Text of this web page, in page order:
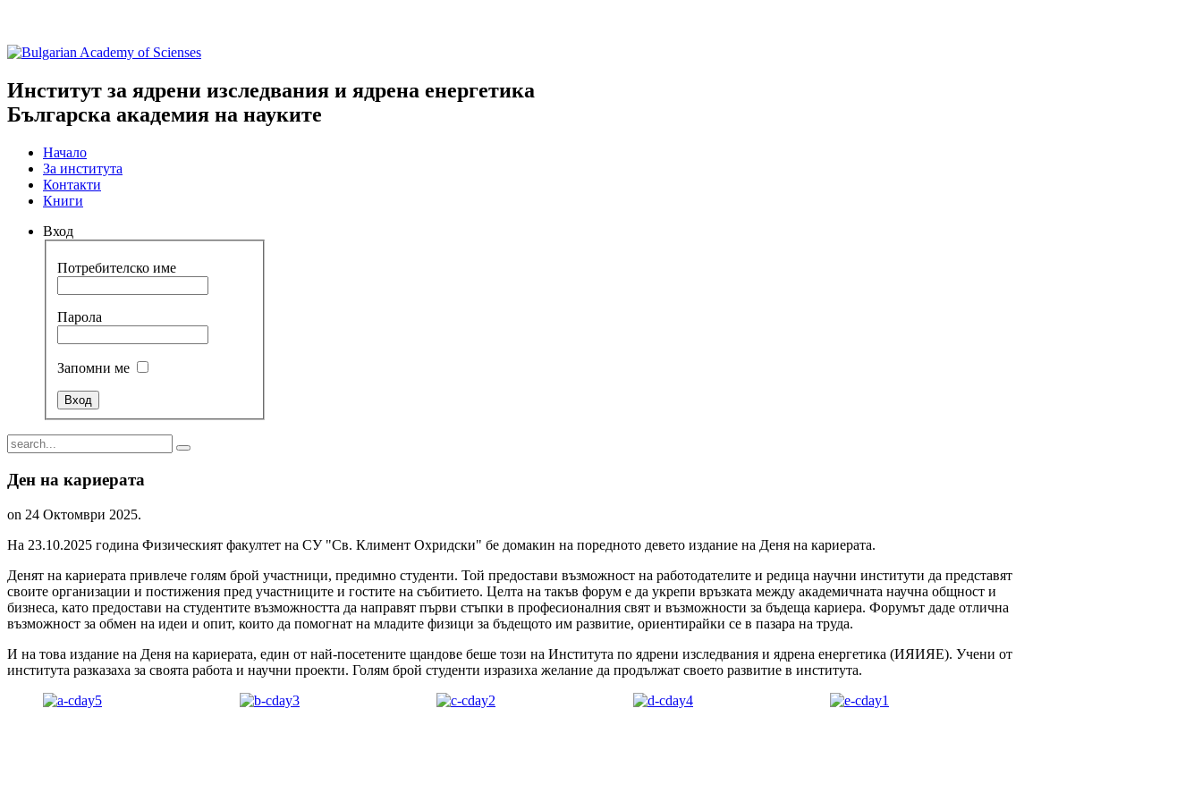
Институт за ядрени изследвания и ядрена енергетика
Българска академия на науките
Начало
За института
Контакти
Книги
Вход
Потребителско име
Парола
Запомни ме
Ден на кариерата
on 24 Октомври 2025.
На 23.10.2025 година Физическият факултет на СУ "Св. Климент Охридски" бе домакин на поредното девето издание на Деня на кариерата.
Денят на кариерата привлече голям брой участници, предимно студенти. Той предостави възможност на работодателите и редица научни институти да представят
своите организации и постижения пред участниците и гостите на събитието. Целта на такъв форум е да укрепи връзката между академичната научна общност и
бизнеса, като предостави на студентите възможността да направят първи стъпки в професионалния свят и възможности за бъдеща кариера. Форумът даде отлична
възможност за обмен на идеи и опит, които да помогнат на младите физици за бъдещото им развитие, ориентирайки се в пазара на труда.
И на това издание на Деня на кариерата, един от най-посетените щандове беше този на Института по ядрени изследвания и ядрена енергетика (ИЯИЯЕ). Учени от
института разказаха за своята работа и научни проекти. Голям брой студенти изразиха желание да продължат своето развитие в института.